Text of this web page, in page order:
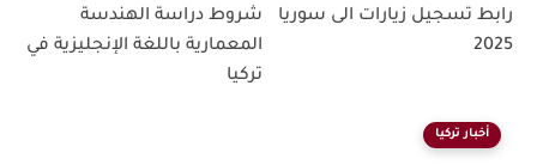
رابط تسجيل زيارات الى سوريا
2025
شروط دراسة الهندسة
المعمارية باللغة الإنجليزية في
تركيا
أخبار تركيا